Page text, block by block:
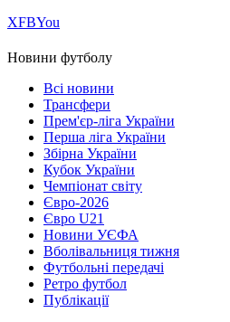
ХFBYou
Новини футболу
Всі новини
Трансфери
Прем'єр-ліга України
Перша ліга України
Збірна України
Кубок України
Чемпіонат світу
Євро-2026
Євро U21
Новини УЄФА
Вболівальниця тижня
Футбольні передачі
Ретро футбол
Публікації